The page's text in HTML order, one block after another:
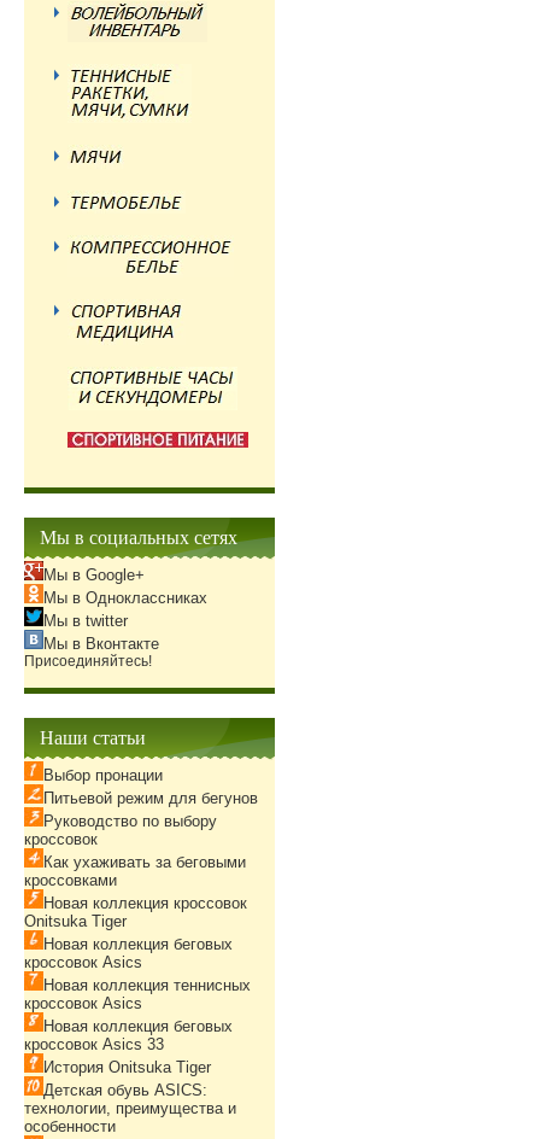
Мы в социальных сетях
Мы в Google+
Мы в Одноклассниках
Мы в twitter
Мы в Вконтакте
Присоединяйтесь!
Наши статьи
Выбор пронации
Питьевой режим для бегунов
Руководство по выбору
кроссовок
Как ухаживать за беговыми
кроссовками
Новая коллекция кроссовок
Onitsuka Tiger
Новая коллекция беговых
кроссовок Asics
Новая коллекция теннисных
кроссовок Asics
Новая коллекция беговых
кроссовок Asics 33
История Onitsuka Tiger
Детская обувь ASICS:
технологии, преимущества и
особенности